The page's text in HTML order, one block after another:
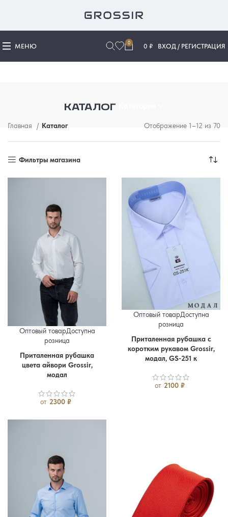
МЕНЮ 0 0 ₽ ВХОД / РЕГИСТРАЦИЯ
КАТАЛОГ
Главная Каталог Отображение 1–12 из 70
Фильтры магазина
Оптовый товарДоступна
розница
464850525456
Приталенная рубашка
цвета айвори Grossir,
модал
от 2300 ₽
Оптовый товарДоступна
розница
46485052 5456
Приталенная рубашка с
коротким рукавом Grossir,
модал, GS-251 к
от 2100 ₽